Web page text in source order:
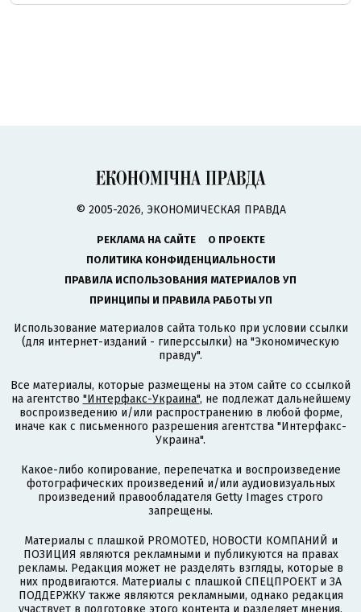
© 2005-2026, ЭКОНОМИЧЕСКАЯ ПРАВДА
РЕКЛАМА НА САЙТЕ
О ПРОЕКТЕ
ПОЛИТИКА КОНФИДЕНЦИАЛЬНОСТИ
ПРАВИЛА ИСПОЛЬЗОВАНИЯ МАТЕРИАЛОВ УП
ПРИНЦИПЫ И ПРАВИЛА РАБОТЫ УП
Использование материалов сайта только при условии ссылки
(для интернет-изданий - гиперссылки) на "Экономическую
правду".
Все материалы, которые размещены на этом сайте со ссылкой
на агентство "Интерфакс-Украина", не подлежат дальнейшему
воспроизведению и/или распространению в любой форме,
иначе как с письменного разрешения агентства "Интерфакс-
Украина".
Какое-либо копирование, перепечатка и воспроизведение
фотографических произведений и/или аудиовизуальных
произведений правообладателя Getty Images строго
запрещены.
Материалы с плашкой PROMOTED, НОВОСТИ КОМПАНИЙ и
ПОЗИЦИЯ являются рекламными и публикуются на правах
рекламы. Редакция может не разделять взгляды, которые в
них продвигаются. Материалы с плашкой СПЕЦПРОЕКТ и ЗА
ПОДДЕРЖКУ также являются рекламными, однако редакция
участвует в подготовке этого контента и разделяет мнения,